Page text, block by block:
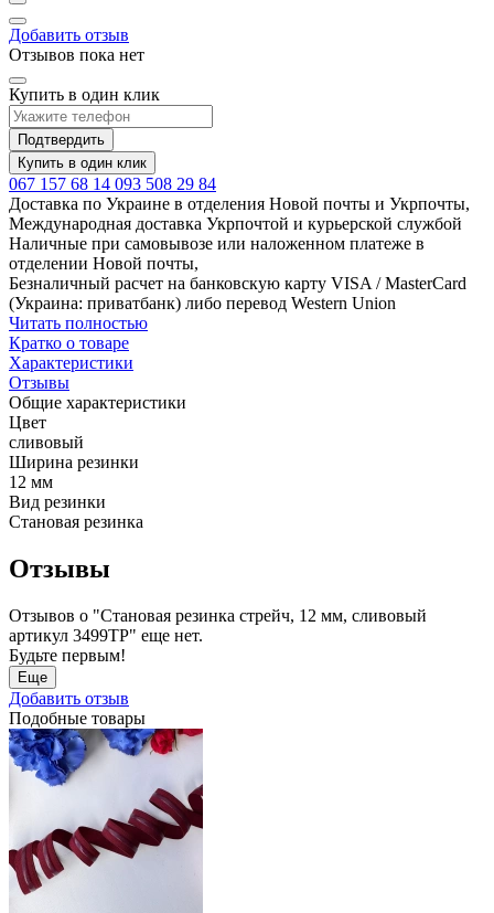
Добавить отзыв
Отзывов пока нет
Купить в один клик
Подтвердить
Купить в один клик
067 157 68 14 093 508 29 84
Доставка по Украине в отделения Новой почты и Укрпочты,
Международная доставка Укрпочтой и курьерской службой
Наличные при самовывозе или наложенном платеже в
отделении Новой почты,
Безналичный расчет на банковскую карту VISA / MasterCard
(Украина: приватбанк) либо перевод Western Union
Читать полностью
Кратко о товаре
Характеристики
Отзывы
Общие характеристики
Цвет
сливовый
Ширина резинки
12 мм
Вид резинки
Становая резинка
Отзывы
Отзывов о "Становая резинка стрейч, 12 мм, сливовый
артикул 3499ТР" еще нет.
Будьте первым!
Еще
Добавить отзыв
Подобные товары